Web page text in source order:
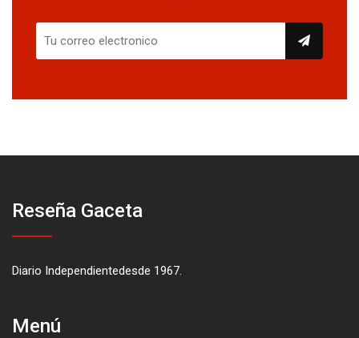
Reseña Gaceta
Diario Independientedesde 1967.
Menú